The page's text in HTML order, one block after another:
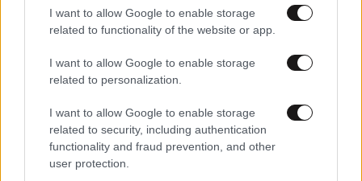
I want to allow Google to enable storage
related to functionality of the website or app.
I want to allow Google to enable storage
related to personalization.
I want to allow Google to enable storage
related to security, including authentication
functionality and fraud prevention, and other
user protection.
TRENDING